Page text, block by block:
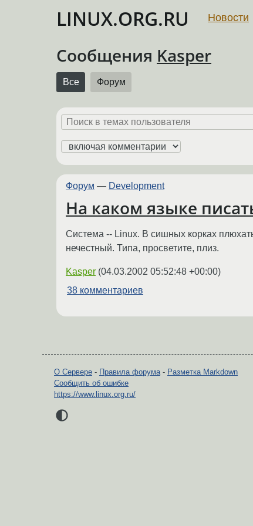
LINUX.ORG.RU Новости
Сообщения Kasper
Все Форум
Форум — Development
На каком языке
Система -- Linux. В сишных корках
нечестный. Типа, просветите, плиз.
Kasper (04.03.2002 05:52:48 +00:00)
38 комментариев
О Сервере - Правила форума - Разметка Markdown
Сообщить об ошибке
https://www.linux.org.ru/